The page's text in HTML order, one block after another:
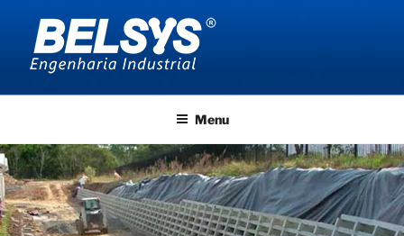
conteúdo
BELSYS ENGENHARIA
Menu